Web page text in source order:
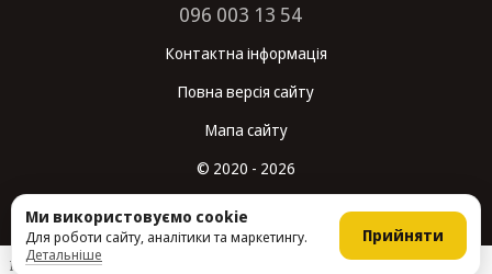
096 003 13 54
Контактна інформація
Повна версія сайту
Мапа сайту
© 2020 - 2026
Інтернет-магазин створений з Хорошоп
Ми використовуємо cookie
Для роботи сайту, аналітики та маркетингу.
Детальніше
Прийняти